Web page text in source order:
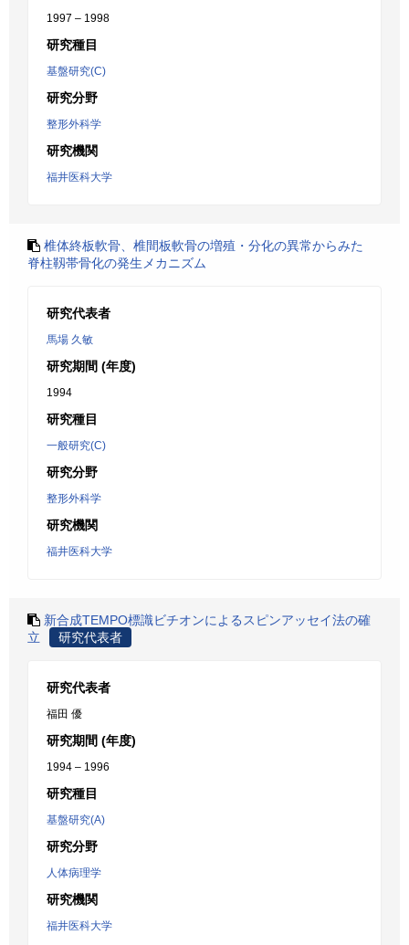
1997 – 1998
研究種目
基盤研究(C)
研究分野
整形外科学
研究機関
福井医科大学
椎体終板軟骨、椎間板軟骨の増殖・分化の異常からみた
脊柱靱帯骨化の発生メカニズム
研究代表者
馬場 久敏
研究期間 (年度)
1994
研究種目
一般研究(C)
研究分野
整形外科学
研究機関
福井医科大学
新合成TEMPO標識ビチオンによるスピンアッセイ法の確
立
研究代表者
研究代表者
福田 優
研究期間 (年度)
1994 – 1996
研究種目
基盤研究(A)
研究分野
人体病理学
研究機関
福井医科大学